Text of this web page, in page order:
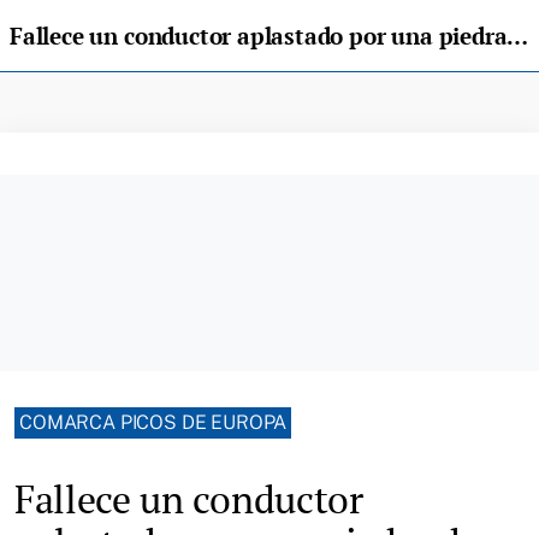
Fallece un conductor aplastado por una piedra de 120 kilos en Peñamellera Alta
COMARCA PICOS DE EUROPA
Fallece un conductor